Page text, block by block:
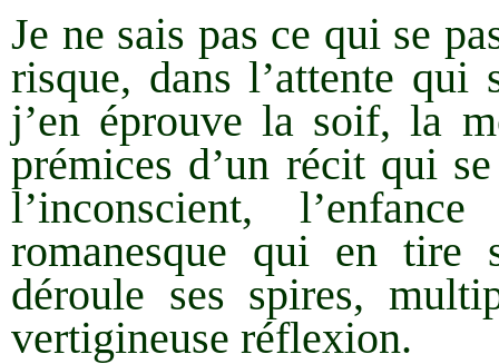
Je ne sais pas ce qui se
risque, dans l’attente
j’en éprouve la soif, la
prémices d’un récit qui
l’inconscient,
romanesque qui en tire
déroule ses spires,
vertigineuse réflexion.